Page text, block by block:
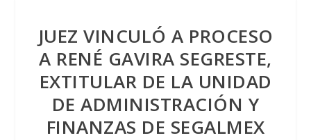
JUEZ VINCULÓ A PROCESO
A RENÉ GAVIRA SEGRESTE,
EXTITULAR DE LA UNIDAD
DE ADMINISTRACIÓN Y
FINANZAS DE SEGALMEX